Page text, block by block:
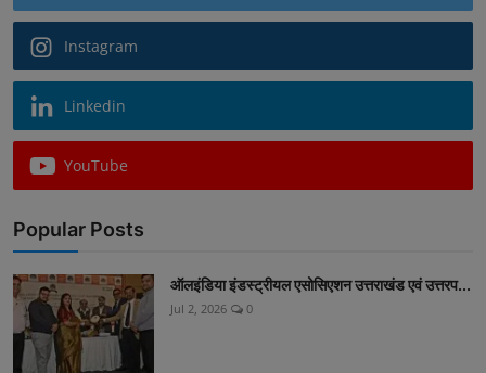
Instagram
Linkedin
YouTube
Popular Posts
ऑलइंडिया इंडस्ट्रीयल एसोसिएशन उत्तराखंड एवं उत्तरप...
Jul 2, 2026 0